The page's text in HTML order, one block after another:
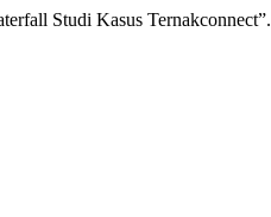
Studi Kasus Ternakconnect”.